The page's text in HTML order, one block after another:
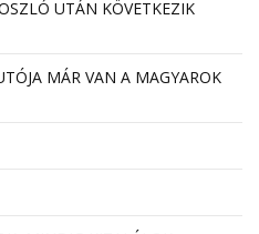
UTÁN KÖVETKEZIK
MÁR VAN A MAGYAROK